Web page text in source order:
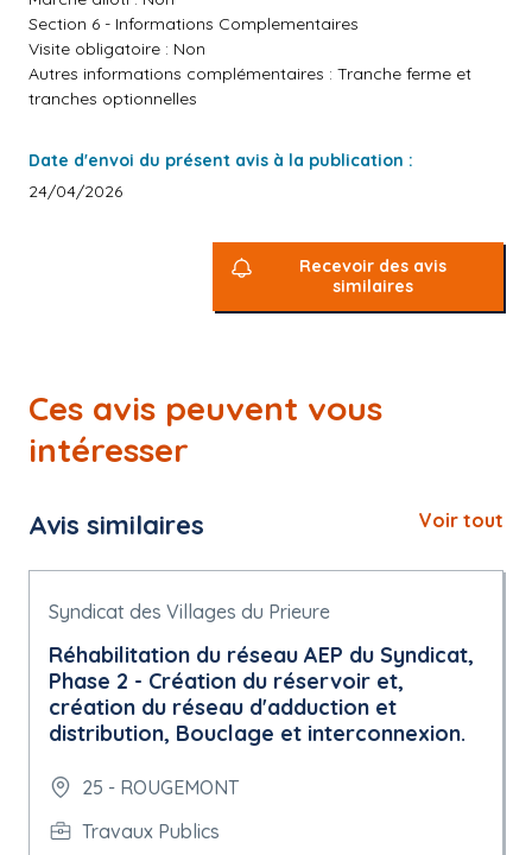
Section 6 - Informations Complementaires
Visite obligatoire : Non
Autres informations complémentaires : Tranche ferme et
tranches optionnelles
Date d'envoi du présent avis à la publication :
24/04/2026
Recevoir des avis
similaires
Ces avis peuvent vous
intéresser
Avis similaires Voir tout
Syndicat des Villages du Prieure
Réhabilitation du réseau AEP du Syndicat,
Phase 2 - Création du réservoir et,
création du réseau d'adduction et
distribution, Bouclage et interconnexion.
25 - ROUGEMONT
Travaux Publics